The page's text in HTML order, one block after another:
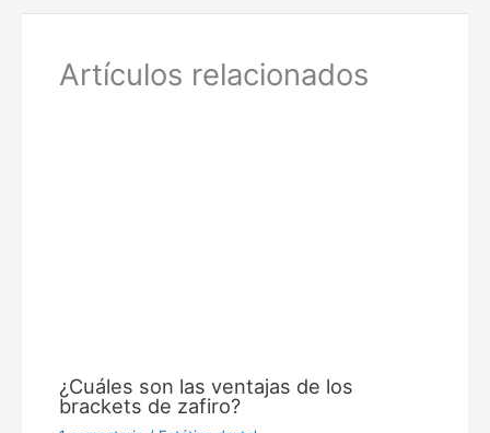
Artículos relacionados
¿Cuáles son las ventajas de los
brackets de zafiro?